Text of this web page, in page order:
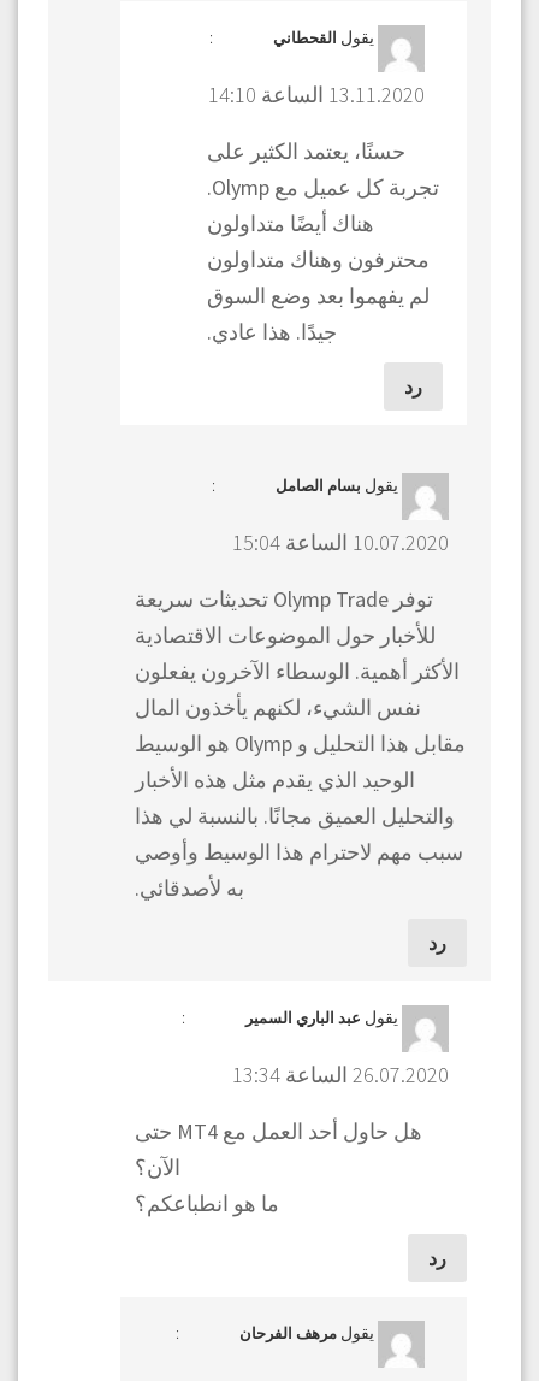
يقول القحطاني :
13.11.2020 الساعة 14:10
حسنًا، يعتمد الكثير على
تجربة كل عميل مع Olymp.
هناك أيضًا متداولون
محترفون وهناك متداولون
لم يفهموا بعد وضع السوق
جيدًا. هذا عادي.
رد
يقول بسام الصامل :
10.07.2020 الساعة 15:04
توفر Olymp Trade تحديثات سريعة
للأخبار حول الموضوعات الاقتصادية
الأكثر أهمية. الوسطاء الآخرون يفعلون
نفس الشيء، لكنهم يأخذون المال
مقابل هذا التحليل و Olymp هو الوسيط
الوحيد الذي يقدم مثل هذه الأخبار
والتحليل العميق مجانًا. بالنسبة لي هذا
سبب مهم لاحترام هذا الوسيط وأوصي
به لأصدقائي.
رد
يقول عبد الباري السمير :
26.07.2020 الساعة 13:34
هل حاول أحد العمل مع MT4 حتى
الآن؟
ما هو انطباعكم؟
رد
يقول مرهف الفرحان :